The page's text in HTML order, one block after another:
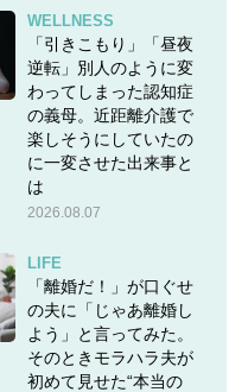
WELLNESS
「引きこもり」「昼夜
逆転」別人のように変
わってしまった認知症
の義母。近距離介護で
楽しそうにしていたの
に一変させた出来事と
は
2026.08.07
LIFE
「離婚だ！」が口ぐせ
の夫に「じゃあ離婚し
よう」と言ってみた。
そのときモラハラ夫が
初めて見せた“本当の